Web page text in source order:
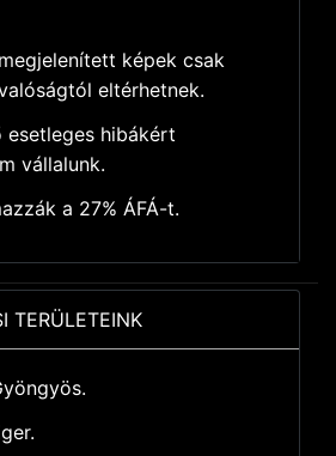
képek csak
eltérhetnek.
esetleges hibákért
vállalunk.
a 27% ÁFÁ-t.
TERÜLETEINK